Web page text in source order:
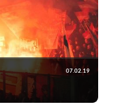
07.02.19